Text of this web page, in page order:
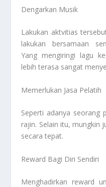
Dengarkan Musik
Lakukan aktvitias
lakukan bersamaan
Yang mengiringi lagu
lebih terasa sangat
Memerlukan Jasa Pelatih
Seperti adanya seorang
rajin. Selain itu, mungkin
secara tepat.
Reward Bagi Diri Sendiri
Menghadirkan reward